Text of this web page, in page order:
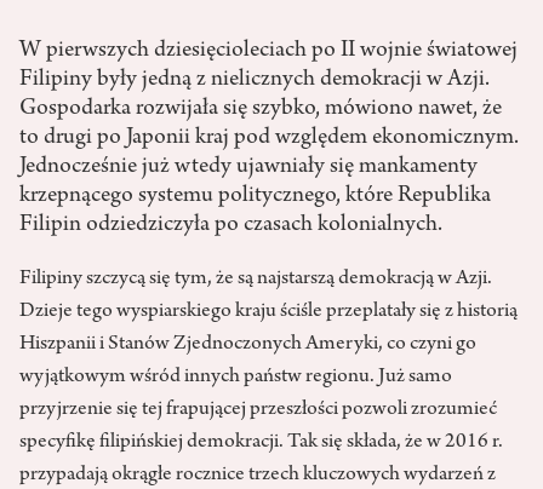
W pierwszych dziesięcioleciach po II wojnie światowej
Filipiny były jedną z nielicznych demokracji w Azji.
Gospodarka rozwijała się szybko, mówiono nawet, że
to drugi po Japonii kraj pod względem ekonomicznym.
Jednocześnie już wtedy ujawniały się mankamenty
krzepnącego systemu politycznego, które Republika
Filipin odziedziczyła po czasach kolonialnych.
Filipiny szczycą się tym, że są najstarszą demokracją w Azji.
Dzieje tego wyspiarskiego kraju ściśle przeplatały się z historią
Hiszpanii i Stanów Zjednoczonych Ameryki, co czyni go
wyjątkowym wśród innych państw regionu. Już samo
przyjrzenie się tej frapującej przeszłości pozwoli zrozumieć
specyfikę filipińskiej demokracji. Tak się składa, że w 2016 r.
przypadają okrągłe rocznice trzech kluczowych wydarzeń z